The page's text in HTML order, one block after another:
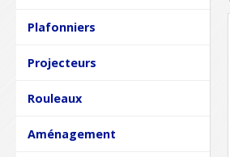
Plafonniers
Projecteurs
Rouleaux
Aménagement